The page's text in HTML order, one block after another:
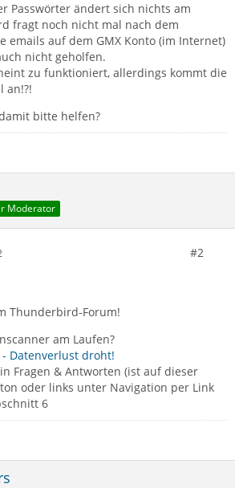
Passwörter ändert sich nichts am
fragt noch nicht mal nach dem
emails auf dem GMX Konto (im Internet)
nicht geholfen.
zu funktioniert, allerdings kommt die
an!?!
bitte helfen?
Moderator
#2
Thunderbird-Forum!
am Laufen?
Datenverlust droht!
Fragen & Antworten (ist auf dieser
oder links unter Navigation per Link
6